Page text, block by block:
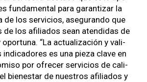
fun­da­men­tal para garan­ti­zar la
de los ser­vi­cios, ase­gu­ran­do que
de los afil­i­a­dos sean aten­di­das de
opor­tu­na. “La actu­al­ización y val­i­
es una pieza clave en
por ofre­cer ser­vi­cios de cal­i­
bien­es­tar de nue­stros afil­i­a­dos y